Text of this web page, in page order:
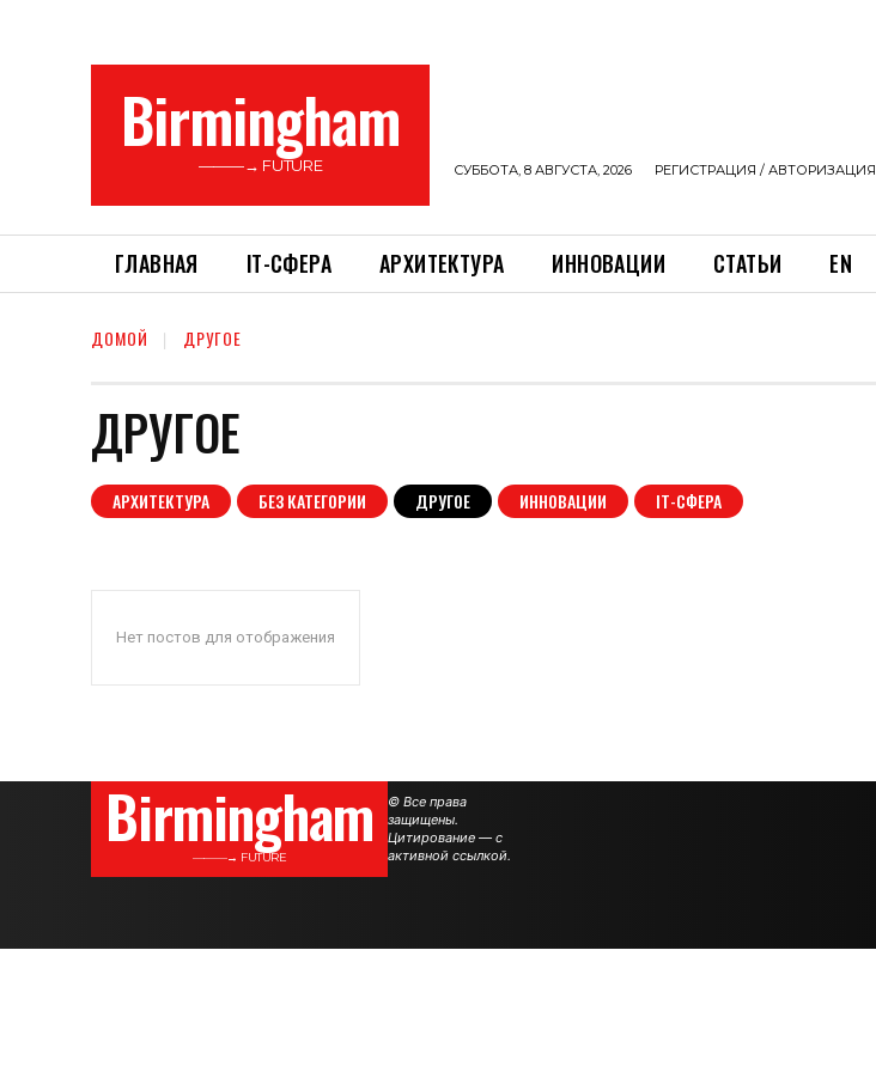
Birmingham
———→ FUTURE СУББОТА, 8 АВГУСТА, 2026 РЕГИСТРАЦИЯ / АВТОРИЗАЦИЯ
ГЛАВНАЯ ІТ-СФЕРА АРХИТЕКТУРА ИННОВАЦИИ СТАТЬИ EN
ДОМОЙ ДРУГОЕ
ДРУГОЕ
АРХИТЕКТУРА БЕЗ КАТЕГОРИИ ДРУГОЕ ИННОВАЦИИ ІТ-СФЕРА
Нет постов для отображения
Birmingham
———→ FUTURE
© Все права
защищены.
Цитирование — с
активной ссылкой.